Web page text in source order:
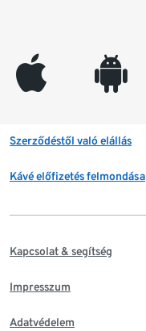
appleinc android
Szerződéstől való elállás
Kávé előfizetés felmondása
Kapcsolat & segítség
Impresszum
Adatvédelem